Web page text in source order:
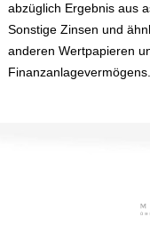
abzüglich Ergebnis aus
Sonstige Zinsen und
anderen Wertpapieren
Finanzanlagevermögens.